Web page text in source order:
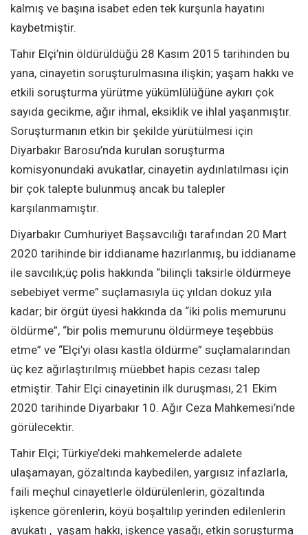
kalmış ve başına isabet eden tek kurşunla hayatını
kaybetmiştir.
Tahir Elçi’nin öldürüldüğü 28 Kasım 2015 tarihinden bu
yana, cinayetin soruşturulmasına ilişkin; yaşam hakkı ve
etkili soruşturma yürütme yükümlülüğüne aykırı çok
sayıda gecikme, ağır ihmal, eksiklik ve ihlal yaşanmıştır.
Soruşturmanın etkin bir şekilde yürütülmesi için
Diyarbakır Barosu’nda kurulan soruşturma
komisyonundaki avukatlar, cinayetin aydınlatılması için
bir çok talepte bulunmuş ancak bu talepler
karşılanmamıştır.
Diyarbakır Cumhuriyet Başsavcılığı tarafından 20 Mart
2020 tarihinde bir iddianame hazırlanmış, bu iddianame
ile savcılık;üç polis hakkında “bilinçli taksirle öldürmeye
sebebiyet verme” suçlamasıyla üç yıldan dokuz yıla
kadar; bir örgüt üyesi hakkında da “iki polis memurunu
öldürme”, “bir polis memurunu öldürmeye teşebbüs
etme” ve “Elçi’yi olası kastla öldürme” suçlamalarından
üç kez ağırlaştırılmış müebbet hapis cezası talep
etmiştir. Tahir Elçi cinayetinin ilk duruşması, 21 Ekim
2020 tarihinde Diyarbakır 10. Ağır Ceza Mahkemesi’nde
görülecektir.
Tahir Elçi; Türkiye’deki mahkemelerde adalete
ulaşamayan, gözaltında kaybedilen, yargısız infazlarla,
faili meçhul cinayetlerle öldürülenlerin, gözaltında
işkence görenlerin, köyü boşaltılıp yerinden edilenlerin
avukatı , yaşam hakkı, işkence yasağı, etkin soruşturma